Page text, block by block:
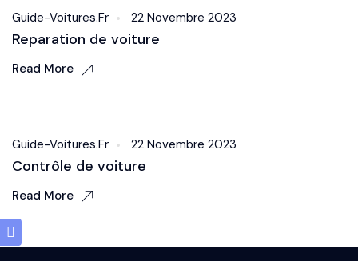
Guide-Voitures.fr 22 Novembre 2023
Reparation de voiture
Read More
Guide-Voitures.fr 22 Novembre 2023
Contrôle de voiture
Read More